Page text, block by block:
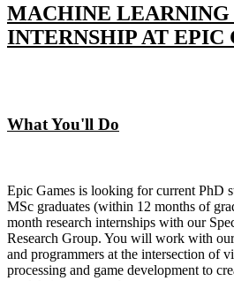
MACHINE LEARNING
INTERNSHIP AT EPIC
What You'll Do
Epic Games is looking for current PhD
MSc graduates (within 12 months of
month research internships with our
Research Group. You will work with
and programmers at the intersection of
processing and game development to